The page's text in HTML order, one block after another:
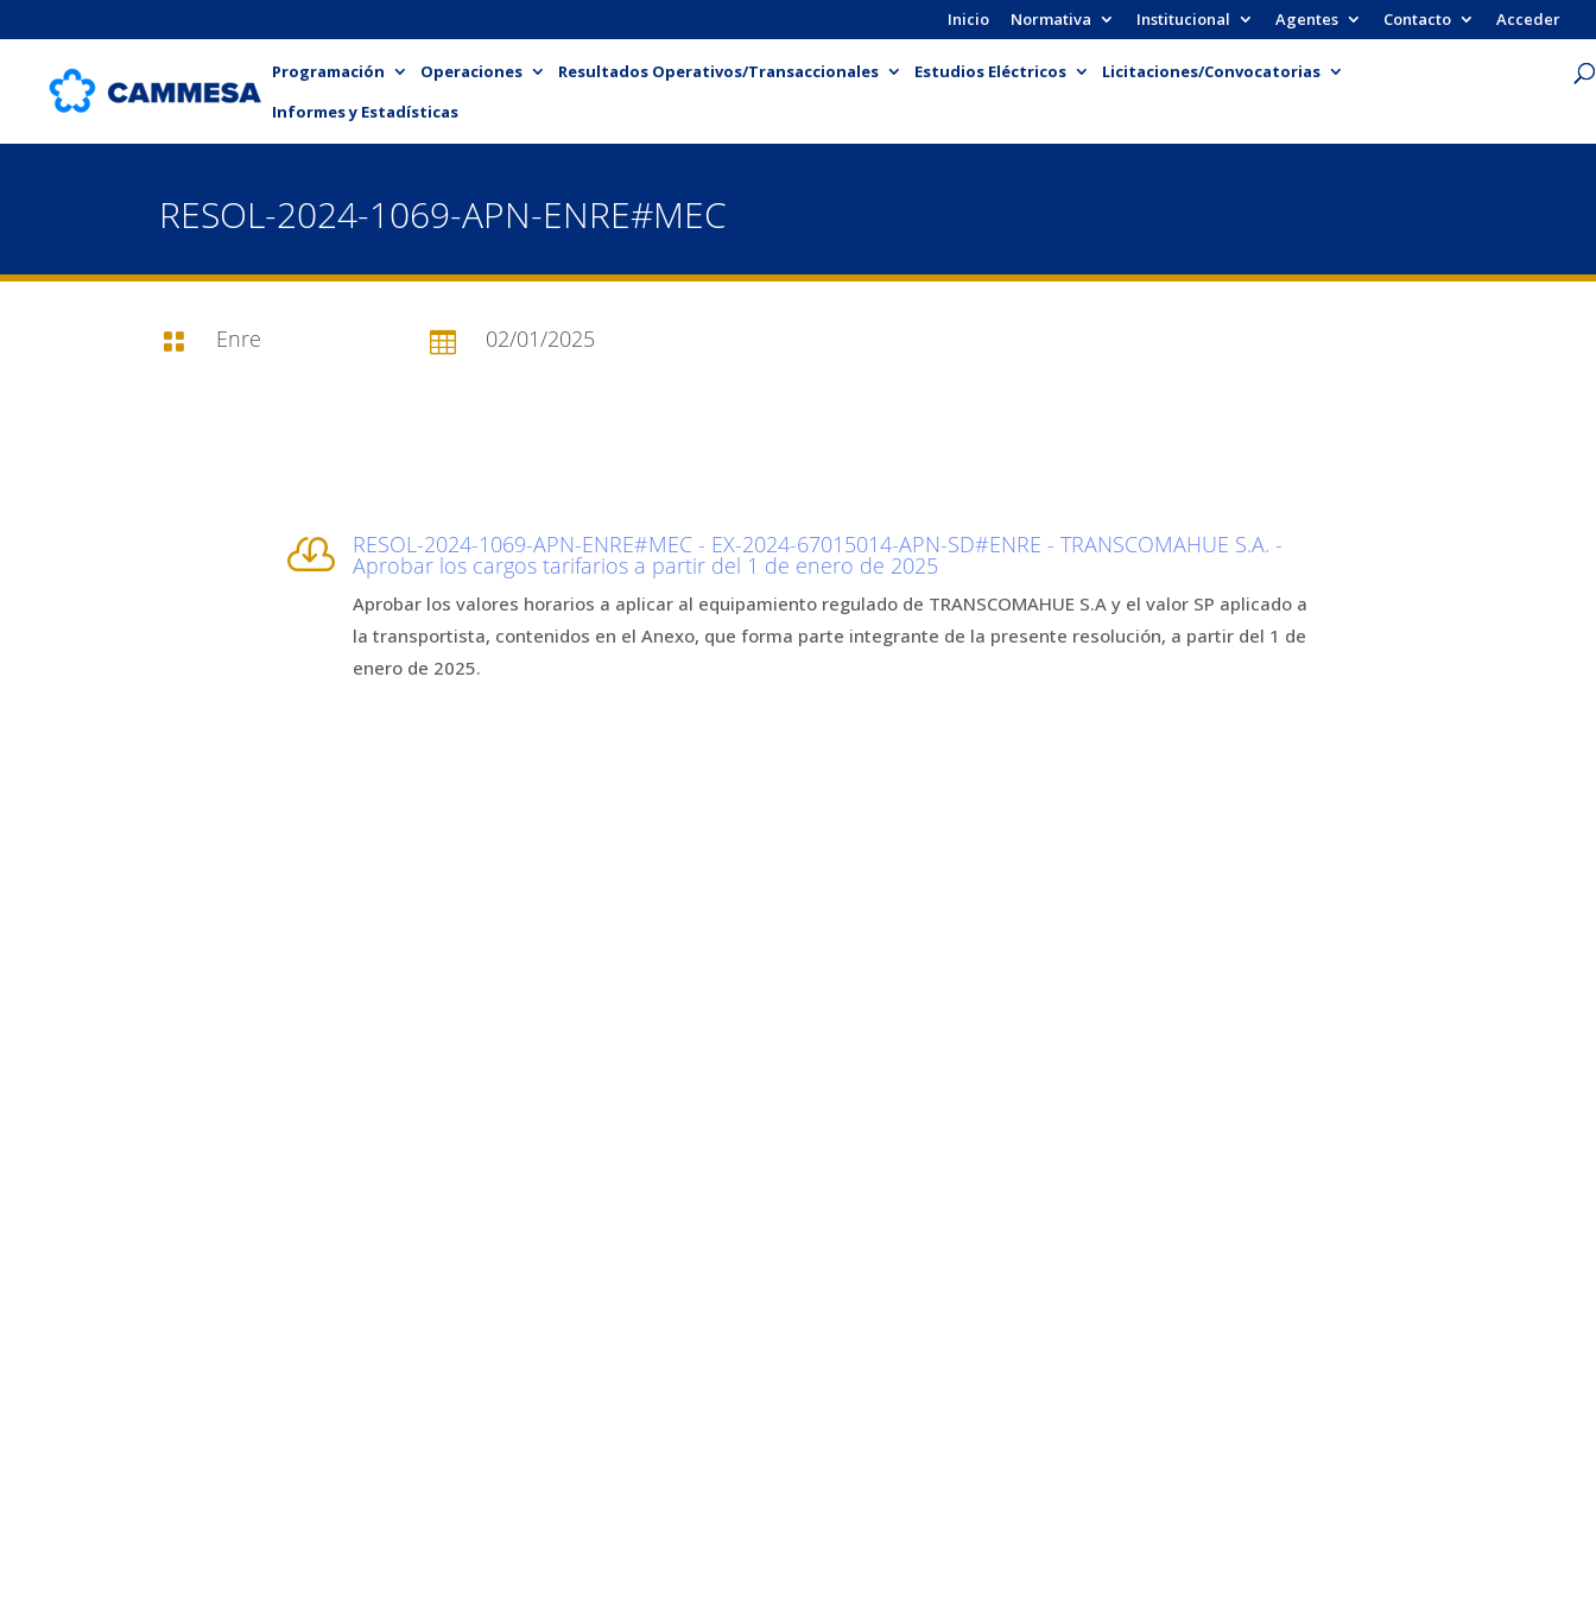
Inicio Normativa Institucional Agentes Contacto Acceder
Programación Operaciones Resultados Operativos/Transaccionales Estudios Eléctricos
Licitaciones/Convocatorias
Informes y Estadísticas
RESOL-2024-1069-APN-ENRE#MEC
 Enre  02/01/2025
 RESOL-2024-1069-APN-ENRE#MEC - EX-2024-67015014-APN-SD#ENRE - TRANSCOMAHUE S.A. -
Aprobar los cargos tarifarios a partir del 1 de enero de 2025
Aprobar los valores horarios a aplicar al equipamiento regulado de TRANSCOMAHUE S.A y el valor SP aplicado a
la transportista, contenidos en el Anexo, que forma parte integrante de la presente resolución, a partir del 1 de
enero de 2025.